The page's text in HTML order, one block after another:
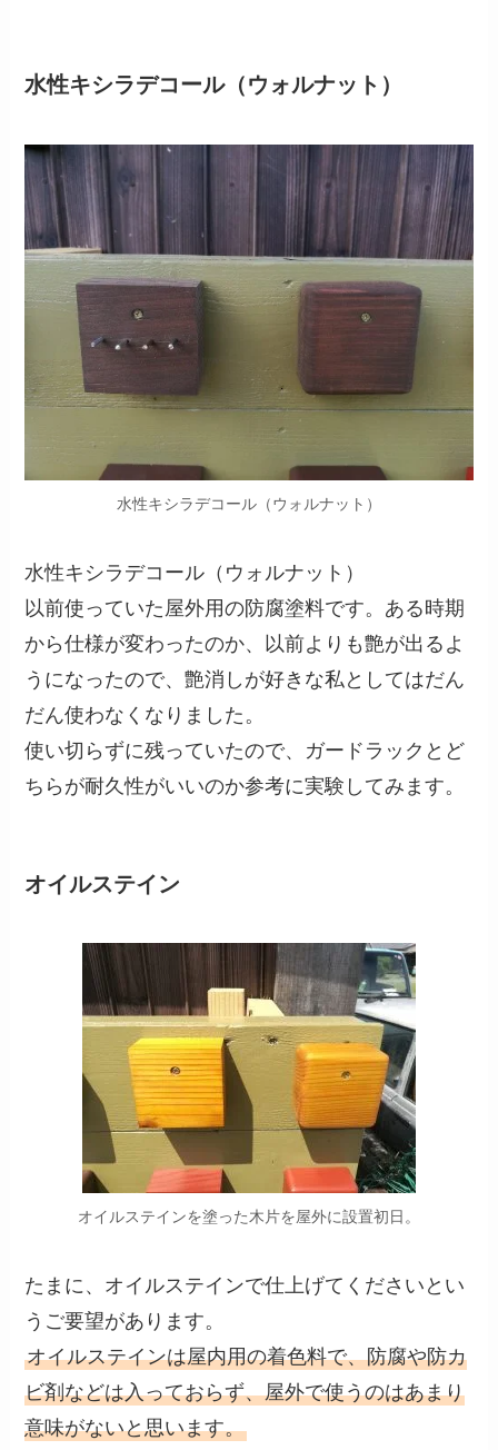
水性キシラデコール（ウォルナット）
水性キシラデコール（ウォルナット）
水性キシラデコール（ウォルナット）
以前使っていた屋外用の防腐塗料です。ある時期
から仕様が変わったのか、以前よりも艶が出るよ
うになったので、艶消しが好きな私としてはだん
だん使わなくなりました。
使い切らずに残っていたので、ガードラックとど
ちらが耐久性がいいのか参考に実験してみます。
オイルステイン
オイルステインを塗った木片を屋外に設置初日。
たまに、オイルステインで仕上げてくださいとい
うご要望があります。
オイルステインは屋内用の着色料で、防腐や防カ
ビ剤などは入っておらず、屋外で使うのはあまり
意味がないと思います。